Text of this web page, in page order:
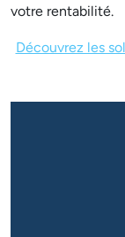
votre rentabilité.
Découvrez les